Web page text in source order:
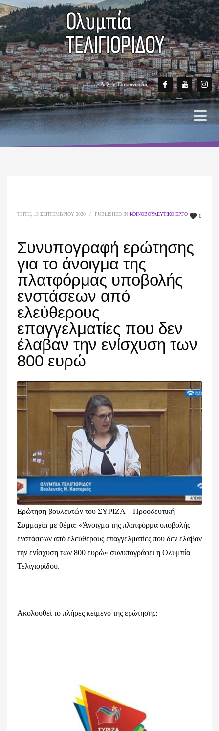
Δελτίο Επικοινωνίας
0
ΤΡΊΤΗ, 15 ΣΕΠΤΕΜΒΡΊΟΥ 2020 / PUBLISHED IN ΚΟΙΝΟΒΟΥΛΕΥΤΙΚΌ ΈΡΓΟ
Συνυπογραφή ερώτησης
για το άνοιγμα της
πλατφόρμας υποβολής
ενστάσεων από
ελεύθερους
επαγγελματίες που δεν
έλαβαν την ενίσχυση των
800 ευρώ
Ερώτηση βουλευτών του ΣΥΡΙΖΑ – Προοδευτική
Συμμαχία με θέμα: «Άνοιγμα της πλατφόρμα υποβολής
ενστάσεων από ελεύθερους επαγγελματίες που δεν έλαβαν
την ενίσχυση των 800 ευρώ» συνυπογράφει η Ολυμπία
Τελιγιορίδου.
Ακολουθεί το πλήρες κείμενο της ερώτησης: